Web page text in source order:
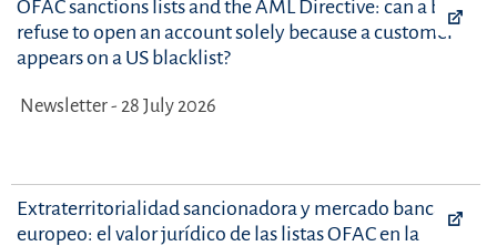
OFAC sanctions lists and the AML Directive: can a bank
refuse to open an account solely because a customer
appears on a US blacklist?
Newsletter - 28 July 2026
Extraterritorialidad sancionadora y mercado bancario
europeo: el valor jurídico de las listas OFAC en la